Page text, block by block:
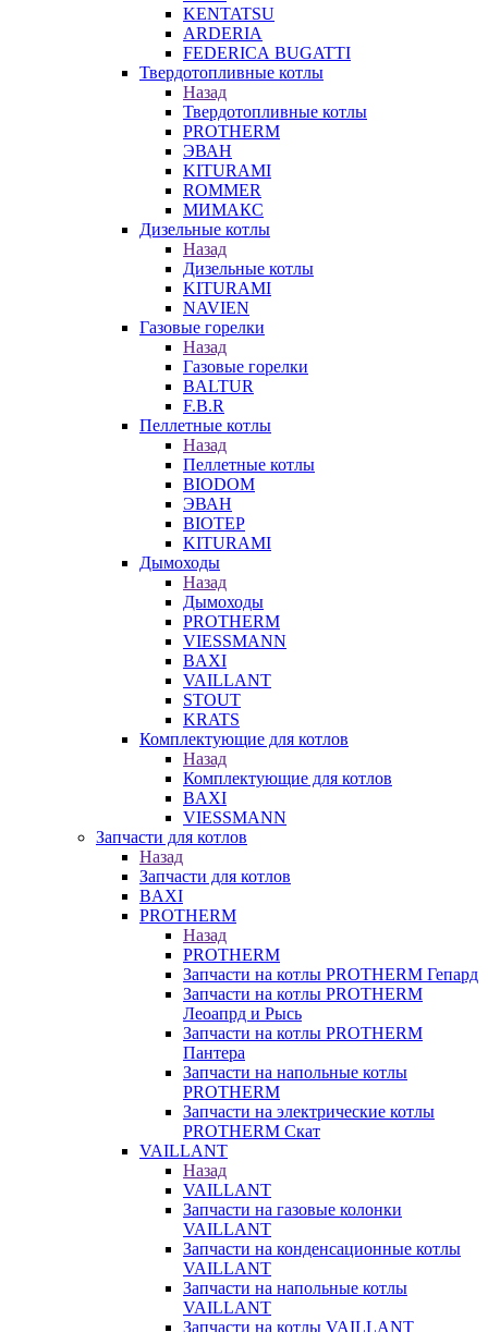
KENTATSU
ARDERIA
FEDERICА BUGATTI
Твердотопливные котлы
Назад
Твердотопливные котлы
PROTHERM
ЭВАН
KITURAMI
ROMMER
МИМАКС
Дизельные котлы
Назад
Дизельные котлы
KITURAMI
NAVIEN
Газовые горелки
Назад
Газовые горелки
BALTUR
F.B.R
Пеллетные котлы
Назад
Пеллетные котлы
BIODOM
ЭВАН
BIOTEP
KITURAMI
Дымоходы
Назад
Дымоходы
PROTHERM
VIESSMANN
BAXI
VAILLANT
STOUT
KRATS
Комплектующие для котлов
Назад
Комплектующие для котлов
BAXI
VIESSMANN
Запчасти для котлов
Назад
Запчасти для котлов
BAXI
PROTHERM
Назад
PROTHERM
Запчасти на котлы PROTHERM Гепард
Запчасти на котлы PROTHERM
Леоапрд и Рысь
Запчасти на котлы PROTHERM
Пантера
Запчасти на напольные котлы
PROTHERM
Запчасти на электрические котлы
PROTHERM Скат
VAILLANT
Назад
VAILLANT
Запчасти на газовые колонки
VAILLANT
Запчасти на конденсационные котлы
VAILLANT
Запчасти на напольные котлы
VAILLANT
Запчасти на котлы VAILLANT